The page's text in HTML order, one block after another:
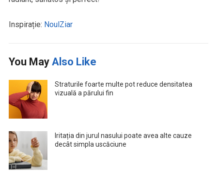
Inspirație: NoulZiar
You May Also Like
Straturile foarte multe pot reduce densitatea
vizuală a părului fin
Iritația din jurul nasului poate avea alte cauze
decât simpla uscăciune